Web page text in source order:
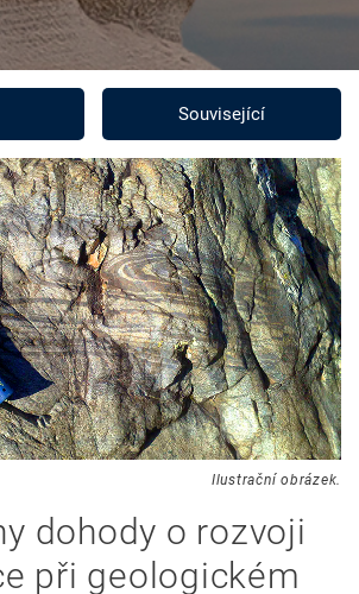
Související
Ilustrační obrázek.
dohody o rozvoji
při geologickém